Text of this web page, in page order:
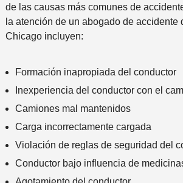
de las causas más comunes de
la atención de un abogado de accidente
Chicago incluyen:
Formación inapropiada del conductor
Inexperiencia del conductor con el
Camiones mal mantenidos
Carga incorrectamente cargada
Violación de reglas de seguridad del
Conductor bajo influencia de